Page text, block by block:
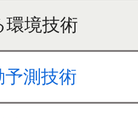
環境技術
測技術